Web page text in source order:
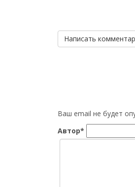
Написать
Ваш email не будет
Автор*